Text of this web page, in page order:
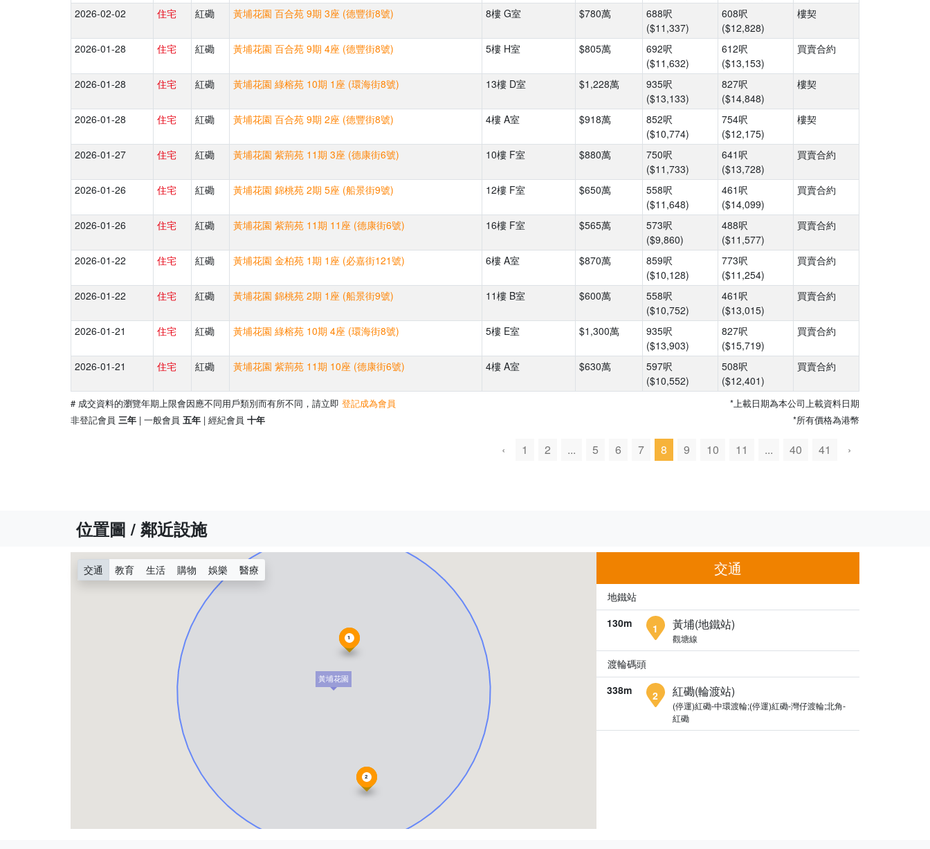
2026-02-02 住宅 紅磡 黃埔花園 百合苑 9期 3座 (德豐街8號) 8樓 G室 $780萬
688呎
($11,337)
608呎
($12,828)
樓契
2026-01-28 住宅 紅磡 黃埔花園 百合苑 9期 4座 (德豐街8號) 5樓 H室 $805萬
692呎
($11,632)
612呎
($13,153)
買賣合約
2026-01-28 住宅 紅磡 黃埔花園 綠榕苑 10期 1座 (環海街8號) 13樓 D室 $1,228萬
935呎
($13,133)
827呎
($14,848)
樓契
2026-01-28 住宅 紅磡 黃埔花園 百合苑 9期 2座 (德豐街8號) 4樓 A室 $918萬
852呎
($10,774)
754呎
($12,175)
樓契
2026-01-27 住宅 紅磡 黃埔花園 紫荊苑 11期 3座 (德康街6號) 10樓 F室 $880萬
750呎
($11,733)
641呎
($13,728)
買賣合約
2026-01-26 住宅 紅磡 黃埔花園 錦桃苑 2期 5座 (船景街9號) 12樓 F室 $650萬
558呎
($11,648)
461呎
($14,099)
買賣合約
2026-01-26 住宅 紅磡 黃埔花園 紫荊苑 11期 11座 (德康街6號) 16樓 F室 $565萬
573呎
($9,860)
488呎
($11,577)
買賣合約
2026-01-22 住宅 紅磡 黃埔花園 金柏苑 1期 1座 (必嘉街121號) 6樓 A室 $870萬
859呎
($10,128)
773呎
($11,254)
買賣合約
2026-01-22 住宅 紅磡 黃埔花園 錦桃苑 2期 1座 (船景街9號) 11樓 B室 $600萬
558呎
($10,752)
461呎
($13,015)
買賣合約
2026-01-21 住宅 紅磡 黃埔花園 綠榕苑 10期 4座 (環海街8號) 5樓 E室 $1,300萬
935呎
($13,903)
827呎
($15,719)
買賣合約
2026-01-21 住宅 紅磡 黃埔花園 紫荊苑 11期 10座 (德康街6號) 4樓 A室 $630萬
597呎
($10,552)
508呎
($12,401)
買賣合約
# 成交資料的瀏覽年期上限會因應不同用戶類別而有所不同，請立即 登記成為會員
非登記會員 三年 | 一般會員 五年 | 經紀會員 十年
*上載日期為本公司上載資料日期
*所有價格為港幣
‹ 1 2 ... 5 6 7 8 9 10 11 ... 40 41 ›
位置圖 / 鄰近設施
黃埔花園
1
2
交通 教育 生活 購物 娛樂 醫療 交通
地鐵站
130m
1 黃埔(地鐵站)
觀塘線
渡輪碼頭
338m
2 紅磡(輪渡站)
(停運)紅磡-中環渡輪;(停運)紅磡-灣仔渡輪;北角-
紅磡